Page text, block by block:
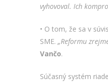
vyhovoval. Ich
• O tom, že sa v
SME. „Reformu
Vančo.
Súčasný systém